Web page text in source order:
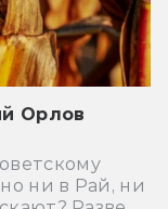
Орлов
ни в Рай, ни